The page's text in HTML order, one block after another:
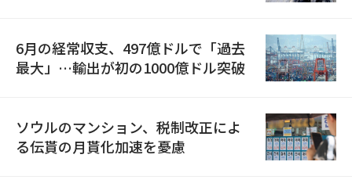
6月の経常収支、497億ドルで「過去
最大」…輸出が初の1000億ドル突破
ソウルのマンション、税制改正によ
る伝貰の月貰化加速を憂慮